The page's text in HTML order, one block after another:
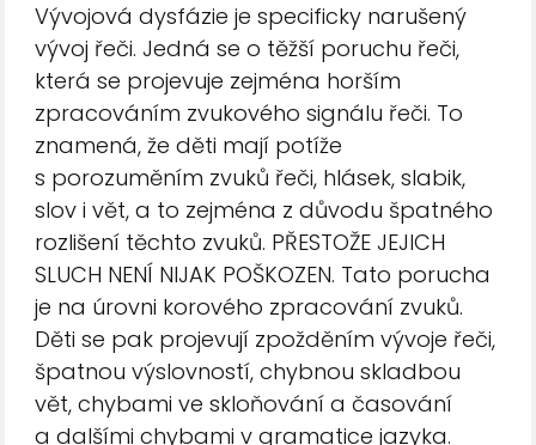
Vývojová dysfázie je specificky narušený
vývoj řeči. Jedná se o těžší poruchu řeči,
která se projevuje zejména horším
zpracováním zvukového signálu řeči. To
znamená, že děti mají potíže
s porozuměním zvuků řeči, hlásek, slabik,
slov i vět, a to zejména z důvodu špatného
rozlišení těchto zvuků. PŘESTOŽE JEJICH
SLUCH NENÍ NIJAK POŠKOZEN. Tato porucha
je na úrovni korového zpracování zvuků.
Děti se pak projevují zpožděním vývoje řeči,
špatnou výslovností, chybnou skladbou
vět, chybami ve skloňování a časování
a dalšími chybami v gramatice jazyka.